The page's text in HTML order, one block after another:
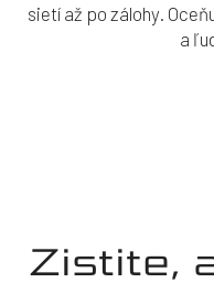
sietí až po zálohy.
a
Zistite,